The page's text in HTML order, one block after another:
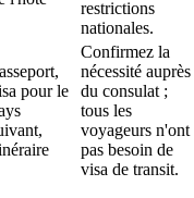
restrictions
nationales.
pour le
Confirmez la
nécessité auprès
du consulat ;
tous les
voyageurs n'ont
pas besoin de
visa de transit.